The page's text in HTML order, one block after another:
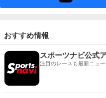
おすすめ情報
スポーツナビ公式
注目のレースも最新ニュ